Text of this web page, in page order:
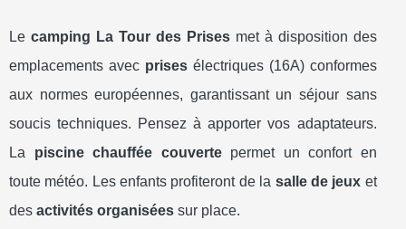
Le camping La Tour des Prisesmet à disposition des
emplacements avec prisesélectriques (16A) conformes
aux normes européennes, garantissant un séjour sans
soucis techniques. Pensez à apporter vos adaptateurs.
La piscine chauffée couvertepermet un confort en
toute météo. Les enfants profiteront de la salle de jeux et
des activités organisées sur place.